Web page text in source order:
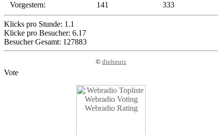
Vorgestern:
141 333
Klicks pro Stunde: 1.1
Klicke pro Besucher: 6.17
Besucher Gesamt: 127883
© diphputz
Vote